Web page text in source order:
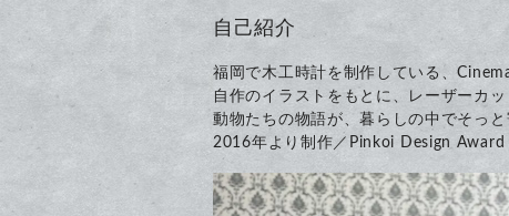
自己紹介
福岡で木工時計を制作している、
自作のイラストをもとに、レーザーカ
動物たちの物語が、暮らしの中でそっ
2016年より制作／Pinkoi Design Award